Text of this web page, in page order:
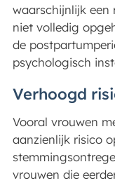
waarschijnlijk een
niet volledig
de
psychologisch
Verhoogd
Vooral vrouwen
aanzienlijk risico
vrouwen die